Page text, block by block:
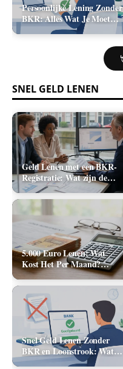
Persoonlijke Lening Zonder
BKR: Alles Wat Je Moet
SNEL GELD LENEN
Geld Lenen met een BKR-
Registratie: Wat zijn de
Realistische Mogelijkheden
in Nederland?
5.000 Euro Lenen: Wat
Kost Het Per Maand?
(Rente & Maandlasten
2026)
Snel Geld Lenen Zonder
BKR en Loonstrook: Wat
Zijn Je Opties?